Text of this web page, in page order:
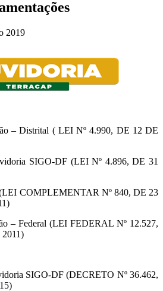
2019
– Distrital ( LEI Nº 4.990, DE 12 DE
SIGO-DF (LEI Nº 4.896, DE 31
COMPLEMENTAR Nº 840, DE 23
– Federal (LEI FEDERAL Nº 12.527,
SIGO-DF (DECRETO Nº 36.462,